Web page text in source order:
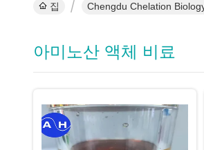
집 Chengdu Chelation
아미노산 액체 비료